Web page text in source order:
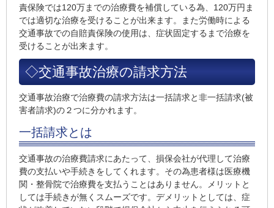
責保険では120万までの治療費を補償している為、120万円ま
では適切な治療を受けることが出来ます。また労働時による
交通事故での自賠責保険の使用は、症状固定するまで治療を
受けることが出来ます。
◇交通事故治療の請求方法
交通事故治療で治療費の請求方法は一括請求と非一括請求(被
害者請求)の２つに分かれます。
一括請求とは
交通事故の治療費請求にあたって、損保会社が代理して治療
費の支払いや手続きをしてくれます。その為患者様は医療機
関・整骨院で治療費を支払うことはありません。メリットと
しては手続きが無くスムーズです。デメリットとしては、症